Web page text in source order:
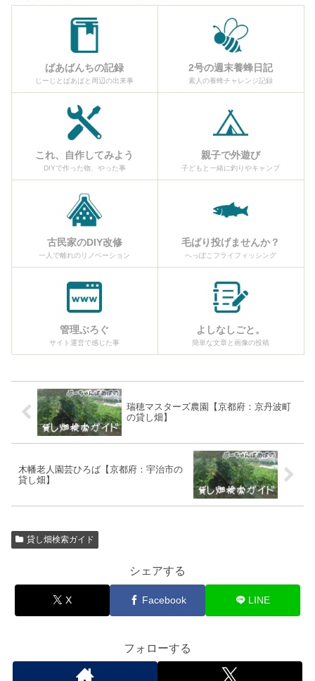
ばあばんちの記録
じーじとばあばと周辺の出来事
2号の週末養蜂日記
素人の養蜂チャレンジ記録
これ、自作してみよう
DIYで作った物、やった事
親子で外遊び
子どもと一緒に釣りやキャンプ
古民家のDIY改修
一人で離れのリノベーション
毛ばり投げませんか？
へっぽこフライフィッシング
管理ぶろぐ
サイト運営で感じた事
よしなしごと。
簡単な文章と画像の投稿
瑞穂マスターズ農園【京都府：京丹波町
の貸し畑】
木幡老人園芸ひろば【京都府：宇治市の
貸し畑】
貸し畑検索ガイド
シェアする
X Facebook LINE
フォローする